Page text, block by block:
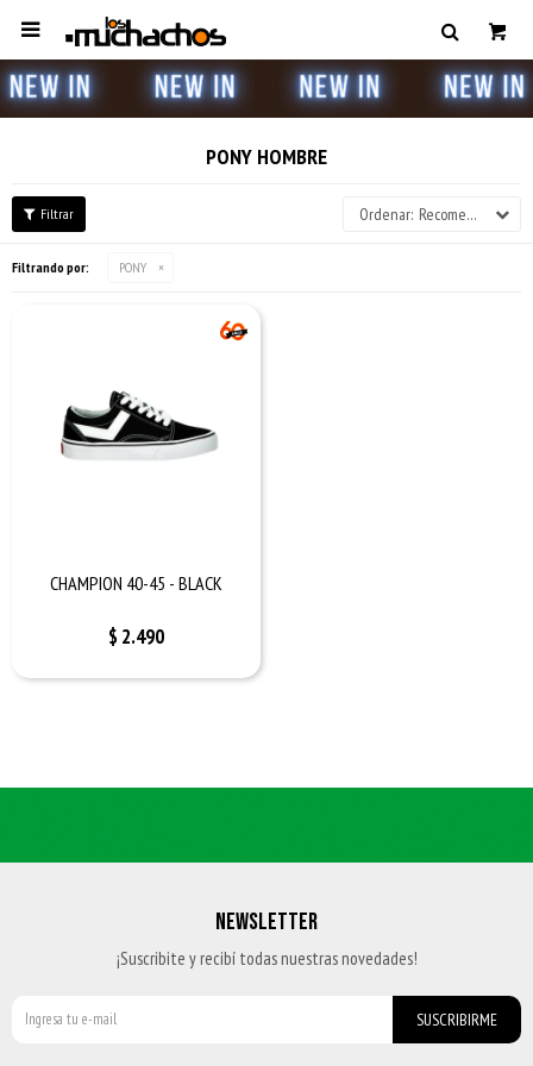

PONY HOMBRE
Recomendados
Filtrando por: PONY
CHAMPION 40-45 - BLACK
$ 2.490
NEWSLETTER
¡Suscribite y recibí todas nuestras novedades!
SUSCRIBIRME